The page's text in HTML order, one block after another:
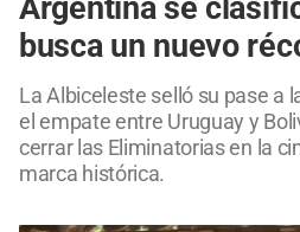
Argentina se
busca un nuevo
La Albiceleste selló su pase a
el empate entre Uruguay y
cerrar las Eliminatorias en la
marca histórica.